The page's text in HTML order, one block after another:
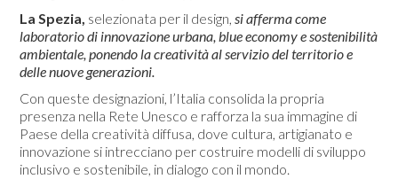
La Spezia, selezionata per il design, si afferma come
laboratorio di innovazione urbana, blue economy e sostenibilità
ambientale, ponendo la creatività al servizio del territorio e
delle nuove generazioni.
Con queste designazioni, l’Italia consolida la propria
presenza nella Rete Unesco e rafforza la sua immagine di
Paese della creatività diffusa, dove cultura, artigianato e
innovazione si intrecciano per costruire modelli di sviluppo
inclusivo e sostenibile, in dialogo con il mondo.